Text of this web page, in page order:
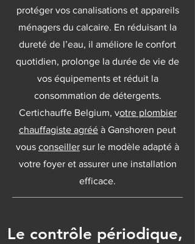
protéger vos canalisations et appareils
ménagers du calcaire. En réduisant la
dureté de l’eau, il améliore le confort
quotidien, prolonge la durée de vie de
vos équipements et réduit la
consommation de détergents.
Certichauffe Belgium, votre plombier
chauffagiste agréé à Ganshoren peut
vous conseiller sur le modèle adapté à
votre foyer et assurer une installation
efficace.
Le contrôle périodique,